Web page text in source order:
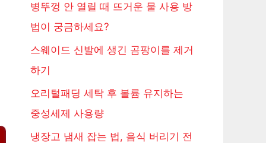
병뚜껑 안 열릴 때 뜨거운 물 사용 방
법이 궁금하세요?
스웨이드 신발에 생긴 곰팡이를 제거
하기
오리털패딩 세탁 후 볼륨 유지하는
중성세제 사용량
냉장고 냄새 잡는 법, 음식 버리기 전